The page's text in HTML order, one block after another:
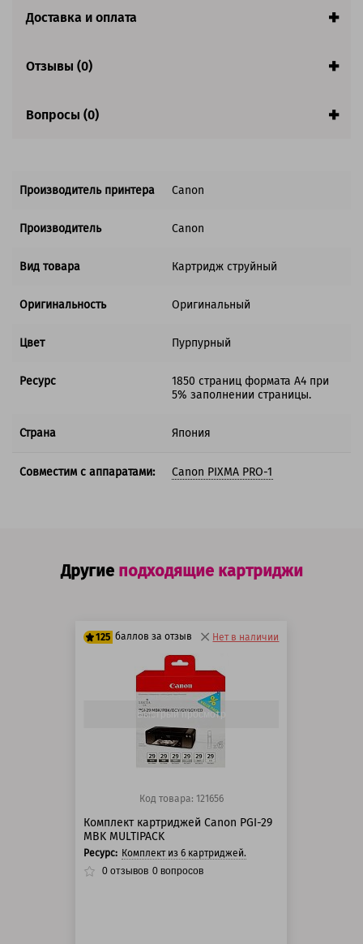
Страна:Япония
Доставка и оплата
Отзывы (0)
Вопросы (0)
Производитель принтера Canon
Производитель Canon
Вид товара Картридж струйный
Оригинальность Оригинальный
Цвет Пурпурный
Ресурс
1850 страниц формата А4 при
5% заполнении страницы.
Страна Япония
Совместим с аппаратами: Canon PIXMA PRO-1
Другие подходящие картриджи
125 баллов за отзыв
125 баллов
Нет в наличии
Быстрый просмотр
Код товара: 121656
Комплект картриджей Canon PGI-29
MBK MULTIPACK
Ресурс: Комплект из 6 картриджей.
0 отзывов 0 вопросов